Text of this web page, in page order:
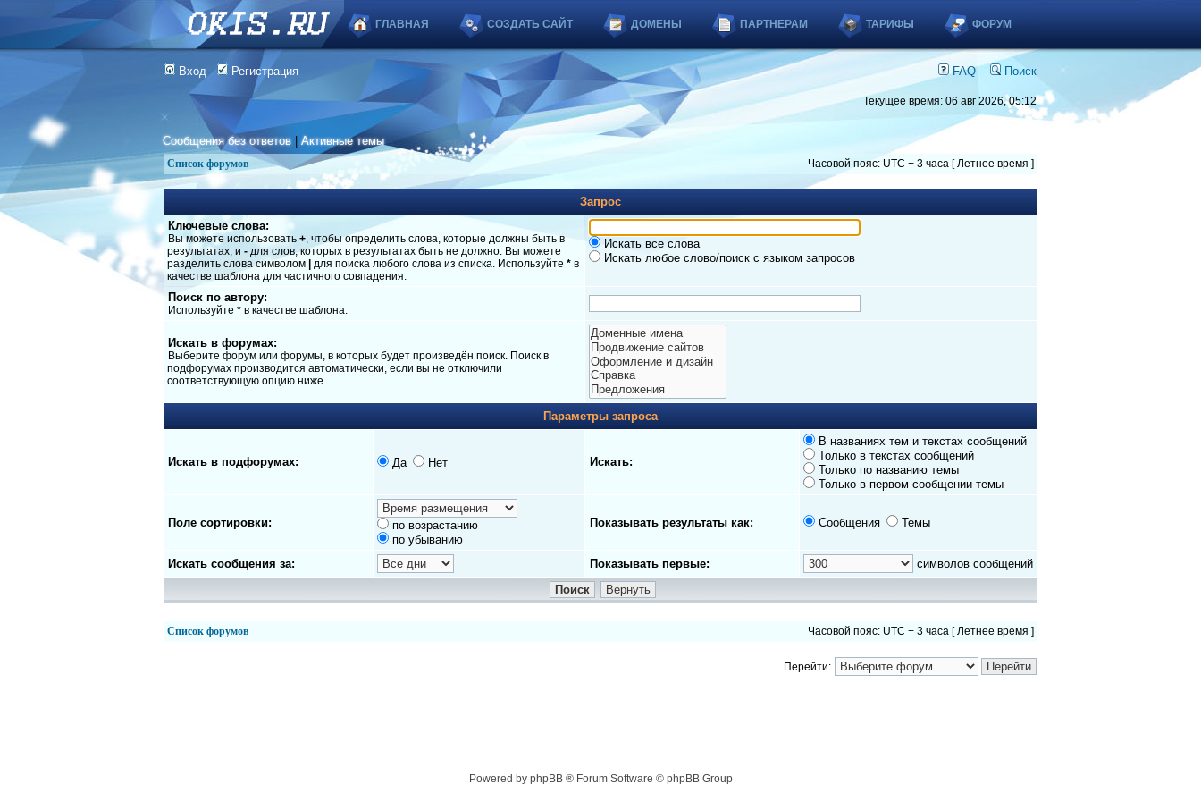
ГЛАВНАЯ СОЗДАТЬ САЙТ ДОМЕНЫ ПАРТНЕРАМ ТАРИФЫ ФОРУМ
Вход Регистрация FAQ Поиск
Текущее время: 06 авг 2026, 05:12
Сообщения без ответов |Активные темы
Список форумов Часовой пояс: UTC + 3 часа [ Летнее время ]
Запрос
Ключевые слова:
Вы можете использовать +, чтобы определить слова, которые должны быть в
результатах, и - для слов, которых в результатах быть не должно. Вы можете
разделить слова символом
для поиска любого слова из списка. Используйте * в
качестве шаблона для частичного совпадения.
Искать все слова
Искать любое слово/поиск с языком запросов
Поиск по автору:
Используйте * в качестве шаблона.
Искать в форумах:
Выберите форум или форумы, в которых будет произведён поиск. Поиск в
подфорумах производится автоматически, если вы не отключили
соответствующую опцию ниже.
Параметры запроса
Искать в подфорумах: Да Нет Искать:
В названиях тем и текстах сообщений
Только в текстах сообщений
Только по названию темы
Только в первом сообщении темы
Поле сортировки:
по возрастанию
по убыванию
Показывать результаты как: Сообщения Темы
Искать сообщения за: Показывать первые: символов сообщений
Список форумов Часовой пояс: UTC + 3 часа [ Летнее время ]
Перейти:
Powered by phpBB ® Forum Software © phpBB Group